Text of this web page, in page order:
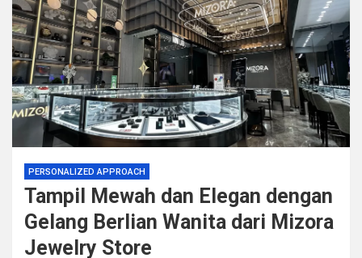
PERSONALIZED APPROACH
Tampil Mewah dan Elegan dengan
Gelang Berlian Wanita dari Mizora
Jewelry Store